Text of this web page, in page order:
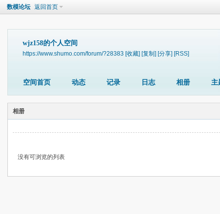
数模论坛 返回首页
wjz158的个人空间
https://www.shumo.com/forum/?28383 [收藏] [复制] [分享] [RSS]
空间首页 动态 记录 日志 相册 主
相册
没有可浏览的列表